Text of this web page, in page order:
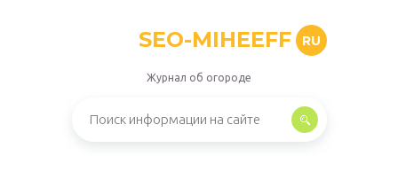
SEO-MIHEEFF RU
Журнал об огороде